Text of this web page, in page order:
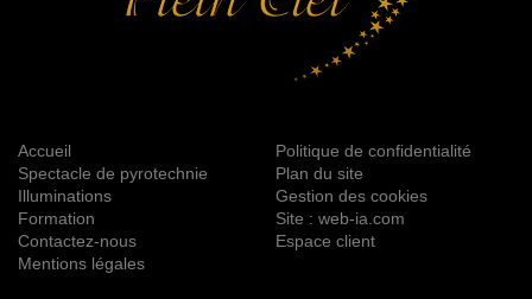
Accueil
Spectacle de pyrotechnie
Illuminations
Formation
Contactez-nous
Mentions légales
Politique de confidentialité
Plan du site
Gestion des cookies
Site : web-ia.com
Espace client